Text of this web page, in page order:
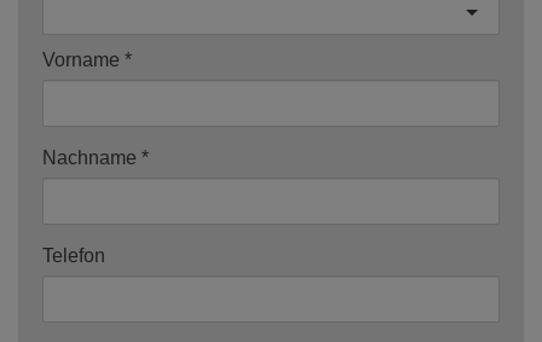
Vorname
Nachname
Telefon